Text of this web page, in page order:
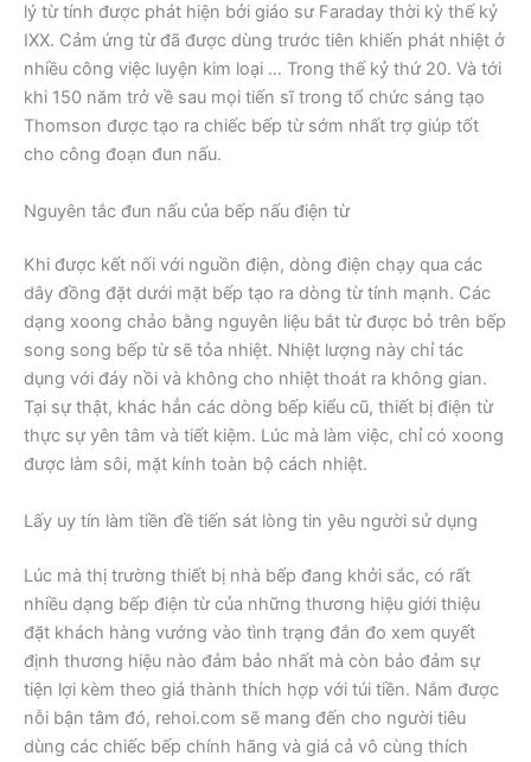
lý từ tính được phát hiện bởi giáo sư Faraday thời kỳ thế kỷ
IXX. Cảm ứng từ đã được dùng trước tiên khiến phát nhiệt ở
nhiều công việc luyện kim loại … Trong thế kỷ thứ 20. Và tới
khi 150 năm trở về sau mọi tiến sĩ trong tổ chức sáng tạo
Thomson được tạo ra chiếc bếp từ sớm nhất trợ giúp tốt
cho công đoạn đun nấu.
Nguyên tắc đun nấu của bếp nấu điện từ
Khi được kết nối với nguồn điện, dòng điện chạy qua các
dây đồng đặt dưới mặt bếp tạo ra dòng từ tính mạnh. Các
dạng xoong chảo bằng nguyên liệu bắt từ được bỏ trên bếp
song song bếp từ sẽ tỏa nhiệt. Nhiệt lượng này chỉ tác
dụng với đáy nồi và không cho nhiệt thoát ra không gian.
Tại sự thật, khác hẳn các dòng bếp kiểu cũ, thiết bị điện từ
thực sự yên tâm và tiết kiệm. Lúc mà làm việc, chỉ có xoong
được làm sôi, mặt kính toàn bộ cách nhiệt.
Lấy uy tín làm tiền đề tiến sát lòng tin yêu người sử dụng
Lúc mà thị trường thiết bị nhà bếp đang khởi sắc, có rất
nhiều dạng bếp điện từ của những thương hiệu giới thiệu
đặt khách hàng vướng vào tình trạng đắn đo xem quyết
định thương hiệu nào đảm bảo nhất mà còn bảo đảm sự
tiện lợi kèm theo giá thành thích hợp với túi tiền. Nắm được
nỗi bận tâm đó, rehoi.com sẽ mang đến cho người tiêu
dùng các chiếc bếp chính hãng và giá cả vô cùng thích